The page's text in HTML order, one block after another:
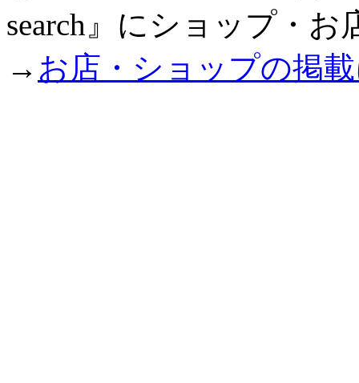
search』にショップ・
→ お店・ショップの掲